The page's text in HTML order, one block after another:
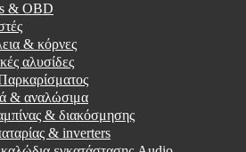
& OBD
& κόρνες
αλυσίδες
& αναλώσιμα
& διακόσμησης
& inverters